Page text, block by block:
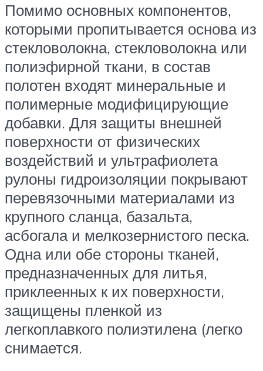
Помимо основных компонентов,
которыми пропитывается основа из
стекловолокна, стекловолокна или
полиэфирной ткани, в состав
полотен входят минеральные и
полимерные модифицирующие
добавки. Для защиты внешней
поверхности от физических
воздействий и ультрафиолета
рулоны гидроизоляции покрывают
перевязочными материалами из
крупного сланца, базальта,
асбогала и мелкозернистого песка.
Одна или обе стороны тканей,
предназначенных для литья,
приклеенных к их поверхности,
защищены пленкой из
легкоплавкого полиэтилена (легко
снимается.